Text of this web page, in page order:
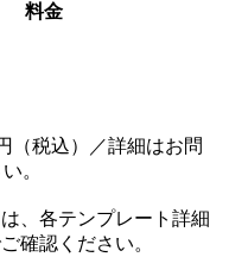
料金
（税込）／詳細はお問
。
、各テンプレート詳細
確認ください。